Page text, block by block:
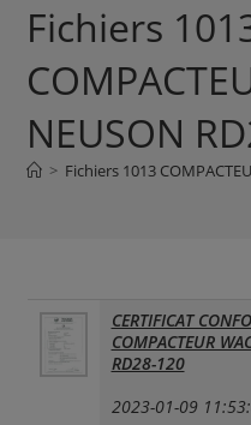
Fichiers
NEUSON
> Fichiers 1013
CERTIFICAT
COMPACTEUR
RD28-120
2023-01-09